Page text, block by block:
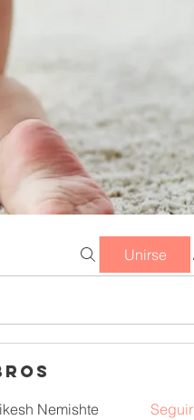
Unirse
Nemishte Seguir